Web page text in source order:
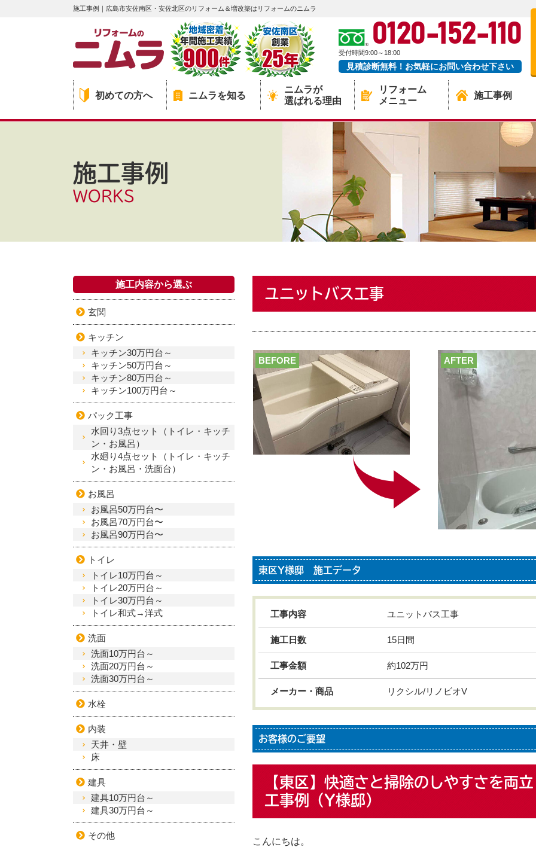
施工事例｜広島市安佐南区・安佐北区のリフォーム＆増改築はリフォームのニムラ
0120-152-110
受付時間9:00～18:00
見積診断無料！お気軽にお問い合わせ下さい
初めての方へ ニムラを知る
ニムラが
選ばれる理由
リフォーム
メニュー
施工事例
施工事例
WORKS
ユニットバス工事
AFTER
BEFORE
東区Y様邸 施工データ
工事内容 ユニットバス工事
施工日数 15日間
工事金額 約102万円
メーカー・商品 リクシル/リノビオV
お客様のご要望
【東区】快適さと掃除のしやすさを両
工事例（Y様邸）
こんにちは。
施工内容から選ぶ
玄関
キッチン
キッチン30万円台～
キッチン50万円台～
キッチン80万円台～
キッチン100万円台～
パック工事
水回り3点セット（トイレ・キッチ
ン・お風呂）
水廻り4点セット（トイレ・キッチ
ン・お風呂・洗面台）
お風呂
お風呂50万円台〜
お風呂70万円台〜
お風呂90万円台〜
トイレ
トイレ10万円台～
トイレ20万円台～
トイレ30万円台～
トイレ和式→洋式
洗面
洗面10万円台～
洗面20万円台～
洗面30万円台～
水栓
内装
天井・壁
床
建具
建具10万円台～
建具30万円台～
その他